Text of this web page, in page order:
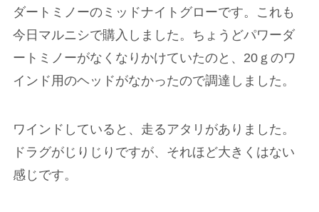
ダートミノーのミッドナイトグローです。これも
今日マルニシで購入しました。ちょうどパワーダ
ートミノーがなくなりかけていたのと、20ｇのワ
インド用のヘッドがなかったので調達しました。
ワインドしていると、走るアタリがありました。
ドラグがじりじりですが、それほど大きくはない
感じです。